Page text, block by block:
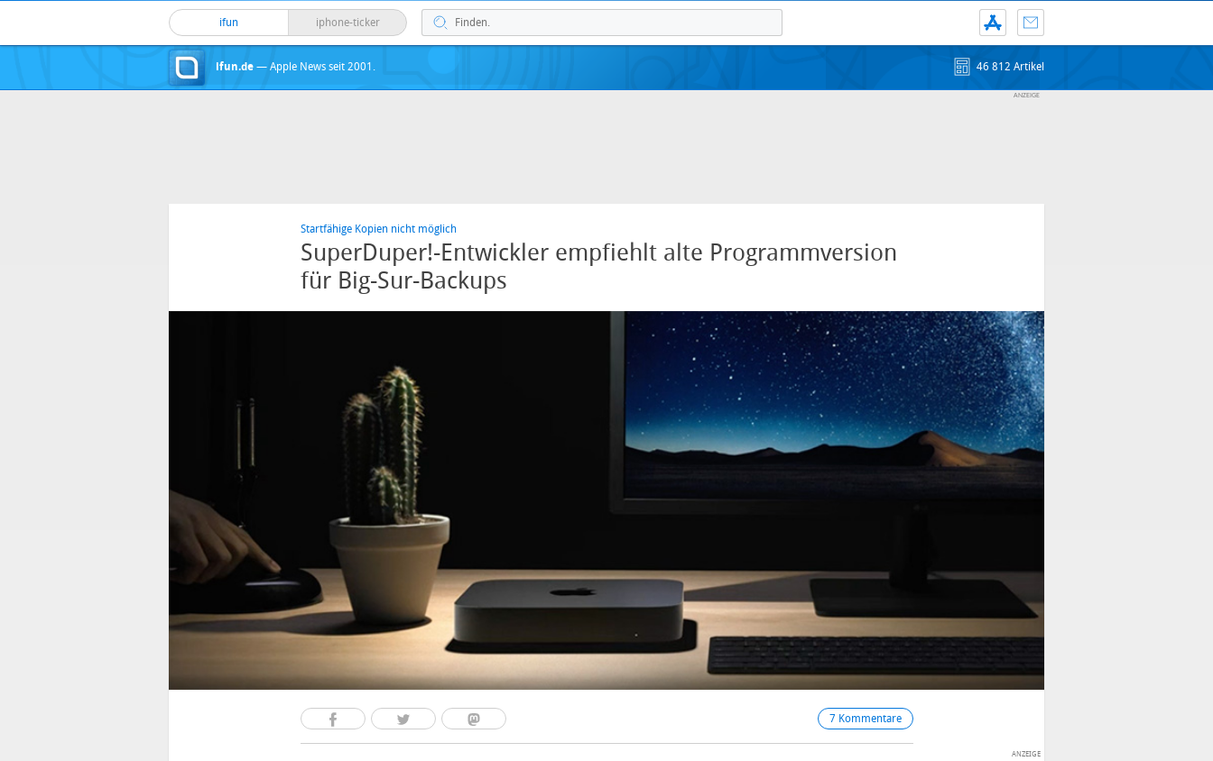
ifun iphone-ticker
ifun.de — Apple News seit 2001. 46 812 Artikel
Startfähige Kopien nicht möglich
SuperDuper!-Entwickler empfiehlt alte Programmversion
für Big-Sur-Backups
7 Kommentare